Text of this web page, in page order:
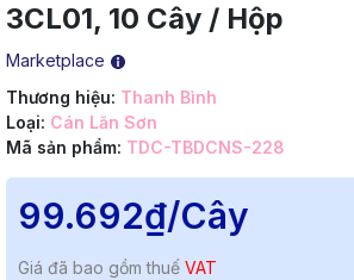
3CL01, 10 Cây / Hộp
Marketplace
Thương hiệu: Thanh Bình
Loại: Cán Lăn Sơn
Mã sản phẩm: TDC-TBDCNS-228
99.692₫/Cây
Giá đã bao gồm thuế VAT